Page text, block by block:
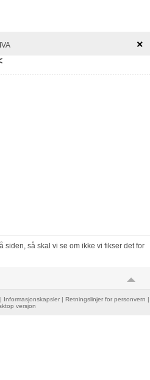
×
. | Informasjonskapsler | Retningslinjer for personvern |
versjon